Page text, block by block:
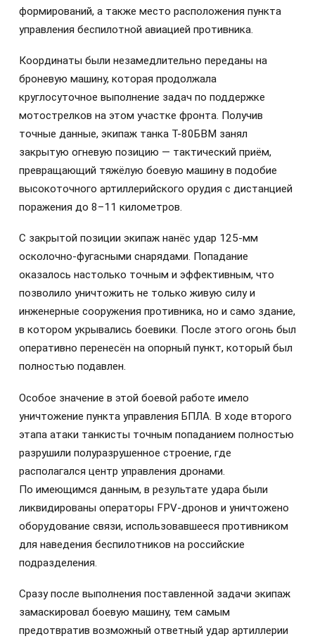
формирований, а также место расположения пункта
управления беспилотной авиацией противника.
Координаты были незамедлительно переданы на
броневую машину, которая продолжала
круглосуточное выполнение задач по поддержке
мотострелков на этом участке фронта. Получив
точные данные, экипаж танка Т-80БВМ занял
закрытую огневую позицию — тактический приём,
превращающий тяжёлую боевую машину в подобие
высокоточного артиллерийского орудия с дистанцией
поражения до 8–11 километров.
С закрытой позиции экипаж нанёс удар 125-мм
осколочно-фугасными снарядами. Попадание
оказалось настолько точным и эффективным, что
позволило уничтожить не только живую силу и
инженерные сооружения противника, но и само здание,
в котором укрывались боевики. После этого огонь был
оперативно перенесён на опорный пункт, который был
полностью подавлен.
Особое значение в этой боевой работе имело
уничтожение пункта управления БПЛА. В ходе второго
этапа атаки танкисты точным попаданием полностью
разрушили полуразрушенное строение, где
располагался центр управления дронами.
По имеющимся данным, в результате удара были
ликвидированы операторы FPV-дронов и уничтожено
оборудование связи, использовавшееся противником
для наведения беспилотников на российские
подразделения.
Сразу после выполнения поставленной задачи экипаж
замаскировал боевую машину, тем самым
предотвратив возможный ответный удар артиллерии